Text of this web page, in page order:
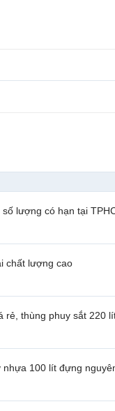
lượng có hạn tại
chất lượng cao
rẻ, thùng phuy sắt 220
100 lít đựng